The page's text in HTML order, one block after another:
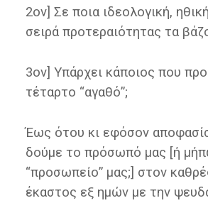
2ον] Σε ποια ιδεολογική,
σειρά προτεραιότητας τα
3ον] Υπάρχει κάποιος που
τέταρτο “αγαθό”;
Έως ότου κι εφόσον
δούμε το πρόσωπό μας [ή
“προσωπείο” μας;] στον
έκαστος εξ ημών με την